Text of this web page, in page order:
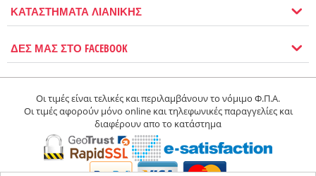
ΚΑΤΑΣΤΗΜΑΤΑ ΛΙΑΝΙΚΗΣ
ΔΕΣ ΜΑΣ ΣΤΟ FACEBOOK
Οι τιμές είναι τελικές και περιλαμβάνουν το νόμιμο Φ.Π.Α.
Οι τιμές αφορούν μόνο online και τηλεφωνικές παραγγελίες και
διαφέρουν απο το κατάστημα